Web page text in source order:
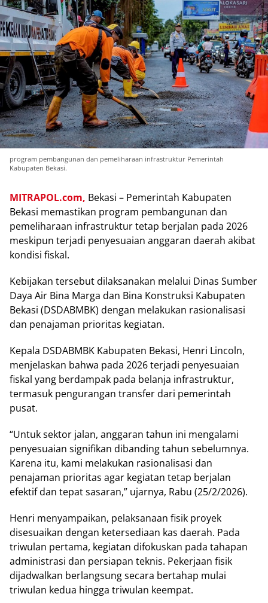
program pembangunan dan pemeliharaan infrastruktur Pemerintah
Kabupaten Bekasi.
MITRAPOL.com, Bekasi – Pemerintah Kabupaten
Bekasi memastikan program pembangunan dan
pemeliharaan infrastruktur tetap berjalan pada 2026
meskipun terjadi penyesuaian anggaran daerah akibat
kondisi fiskal.
Kebijakan tersebut dilaksanakan melalui Dinas Sumber
Daya Air Bina Marga dan Bina Konstruksi Kabupaten
Bekasi (DSDABMBK) dengan melakukan rasionalisasi
dan penajaman prioritas kegiatan.
Kepala DSDABMBK Kabupaten Bekasi, Henri Lincoln,
menjelaskan bahwa pada 2026 terjadi penyesuaian
fiskal yang berdampak pada belanja infrastruktur,
termasuk pengurangan transfer dari pemerintah
pusat.
“Untuk sektor jalan, anggaran tahun ini mengalami
penyesuaian signifikan dibanding tahun sebelumnya.
Karena itu, kami melakukan rasionalisasi dan
penajaman prioritas agar kegiatan tetap berjalan
efektif dan tepat sasaran,” ujarnya, Rabu (25/2/2026).
Henri menyampaikan, pelaksanaan fisik proyek
disesuaikan dengan ketersediaan kas daerah. Pada
triwulan pertama, kegiatan difokuskan pada tahapan
administrasi dan persiapan teknis. Pekerjaan fisik
dijadwalkan berlangsung secara bertahap mulai
triwulan kedua hingga triwulan keempat.